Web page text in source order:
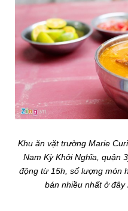
Khu ăn vặt trường Marie
Nam Kỳ Khởi Nghĩa, quận
động từ 15h, số lượng món
bán nhiều nhất ở đây